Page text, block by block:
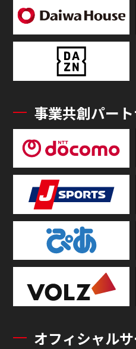
事業共創パー
オフィシャル